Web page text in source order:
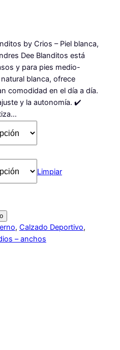
by Crios – Piel blanca,
Dee Blanditos está
y para pies medio-
blanca, ofrece
comodidad en el día a día.
y la autonomía. ✔️
Limpiar
, Calzado Deportivo
– anchos